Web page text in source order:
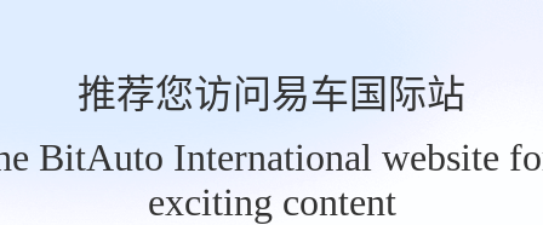
推荐您访问易车国际站
BitAuto International website
exciting content